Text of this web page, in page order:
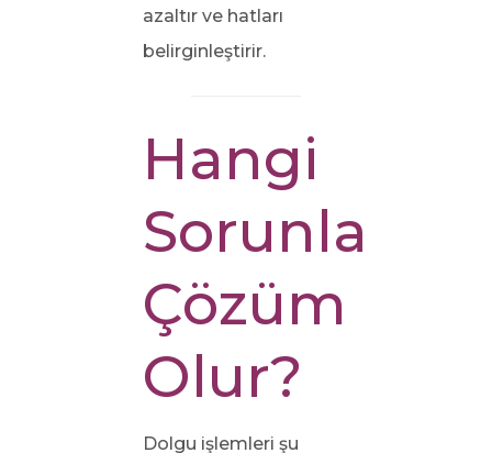
azaltır ve hatları
belirginleştirir.
Hangi
Sorunlara
Çözüm
Olur?
Dolgu işlemleri şu